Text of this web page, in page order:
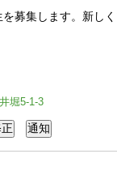
を募集します。新し
堀5-1-3